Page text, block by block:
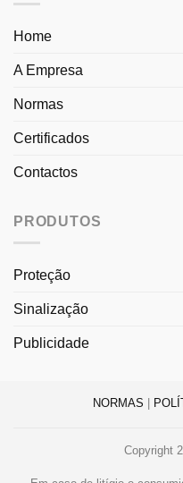
Home
A Empresa
Normas
Certificados
Contactos
PRODUTOS
Proteção
Sinalização
Publicidade
NORMAS
Copyright